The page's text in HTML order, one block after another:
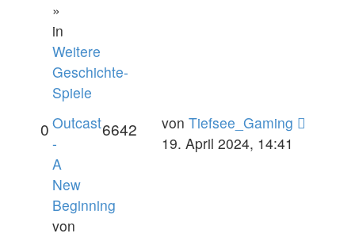
»
in
Weitere
Geschichte-
Spiele
Outcast
-
A
New
Beginning
von
0 6642 von Tiefsee_Gaming
19. April 2024, 14:41